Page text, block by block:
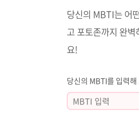
당신의 MBTI는 어
고 포토존까지 완
요!
당신의 MBTI를 입력